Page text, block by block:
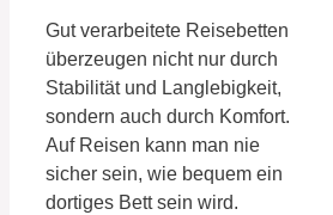
Gut verarbeitete Reisebetten
überzeugen nicht nur durch
Stabilität und Langlebigkeit,
sondern auch durch Komfort.
Auf Reisen kann man nie
sicher sein, wie bequem ein
dortiges Bett sein wird.